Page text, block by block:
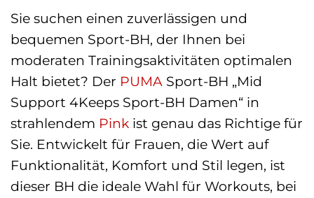
Sie suchen einen zuverlässigen und
bequemen Sport-BH, der Ihnen bei
moderaten Trainingsaktivitäten optimalen
Halt bietet? Der PUMA Sport-BH „Mid
Support 4Keeps Sport-BH Damen“ in
strahlendem Pink ist genau das Richtige für
Sie. Entwickelt für Frauen, die Wert auf
Funktionalität, Komfort und Stil legen, ist
dieser BH die ideale Wahl für Workouts, bei